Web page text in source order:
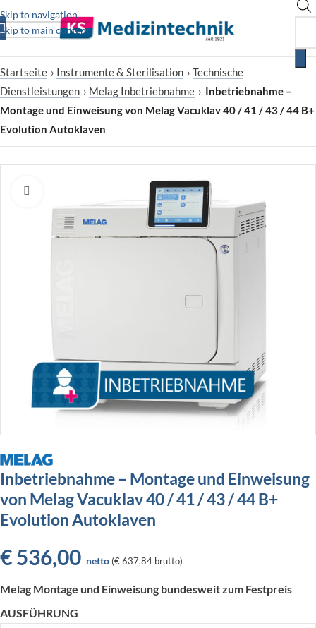
Skip to navigation
Skip to main content
Startseite › Instrumente & Sterilisation › Technische
Dienstleistungen › Melag Inbetriebnahme › Inbetriebnahme –
Montage und Einweisung von Melag Vacuklav 40 / 41 / 43 / 44 B+
Evolution Autoklaven
Zum Vergrößern klicken
Inbetriebnahme – Montage und Einweisung
von Melag Vacuklav 40 / 41 / 43 / 44 B+
Evolution Autoklaven
€536,00 netto (€ 637,84 brutto)
Melag Montage und Einweisung bundesweit zum Festpreis
AUSFÜHRUNG